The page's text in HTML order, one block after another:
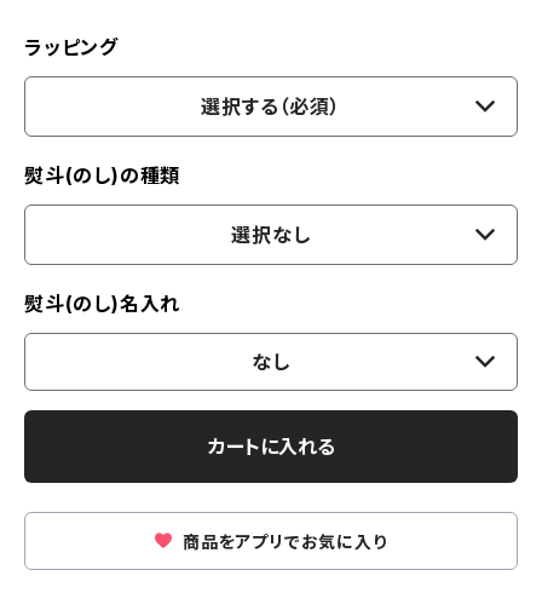
ラッピング
選択する（必須）
熨斗(のし)の種類
選択なし
熨斗(のし)名入れ
なし
カートに入れる
商品をアプリでお気に入り